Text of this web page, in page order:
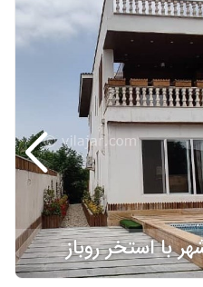
با استخر روباز